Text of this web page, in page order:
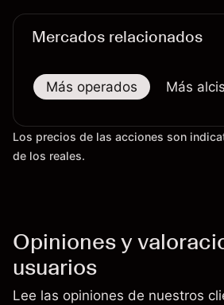
Mercados relacionados
Más operados Más
Los precios de las acciones son
de los reales.
Opiniones y
usuarios
Lee las opiniones de nuestros